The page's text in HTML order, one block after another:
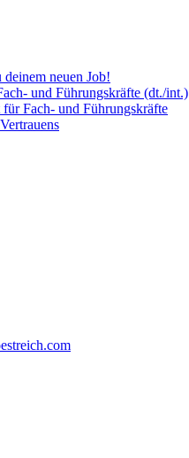
neuen Job!
und Führungskräfte (dt./int.)
Fach- und Führungskräfte